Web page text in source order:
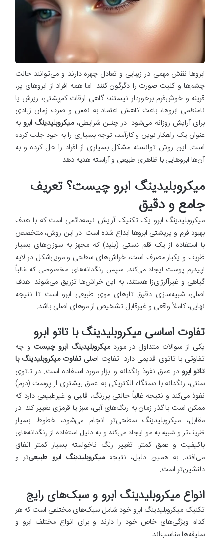
ابروها نقش مهمی در زیبایی و تعادل چهره دارند و می‌توانند حالت
چشم‌ها و کلیت صورت را دگرگون کنند. اما همه افراد از ابروهای پر،
قرینه و خوش‌فرم برخوردار نیستند؛ گاهی اوقات کم‌پشتی، ریزش یا
نامنظمی ابروها، باعث کاهش اعتماد به نفس و صرف زمان زیادی
برای آرایش روزانه می‌شود. در چنین شرایطی،میکروبلیدینگ ابرو به
عنوان یک راهکار نوین و کارآمد، توجه بسیاری را به خود جلب کرده
است. این روش توانسته مشکل بسیاری از افراد را حل کرده و به
آن‌ها ابروهایی با ظاهری طبیعی و آراسته هدیه دهد.
میکروبلیدینگ ابرو چیست؟ تعریف
جامع و دقیق
میکروبلیدینگ ابرو یک تکنیک آرایش نیمه‌دائمی است که با هدف
بهبود فرم و پرپشتی ابروها ابداع شده است. در این روش، متخصص
با استفاده از یک قلم دستی (بلید) که مجهز به سوزن‌های بسیار
ظریف و یکبار مصرف است، خراش‌های سطحی و مویی‌شکل در لایه
اپیدرم پوست ایجاد می‌کند. سپس رنگدانه‌های مخصوصی که غالباً
گیاهی و غیرآلرژی‌زا هستند، به این خراش‌ها تزریق می‌شوند. هدف
اصلی، شبیه‌سازی دقیق تارهای موی طبیعی ابرو است تا نتیجه
نهایی، کاملاً واقعی و غیرقابل تشخیص از موهای اصلی باشد.
تفاوت اساسی میکروبلیدینگ با تاتو ابرو
یکی از سوالات متداول در موردمیکروبلیدینگ ابرو چیست و چه
تفاوتی با تاتوی قدیمی دارد. تفاوت اصلی تفاوت میکروبلیدینگ با
تاتو ابرو در عمق نفوذ رنگدانه و ابزار مورد استفاده است. در تاتوی
سنتی، رنگدانه با دستگاه الکتریکی به عمق بیشتری از پوست (درم)
نفوذ می‌کند و نتیجه غالباً حالتی پررنگ، قالبی و غیرطبیعی دارد که
ممکن است با گذر زمان به رنگ‌های آبی، سبز یا قرمزی تغییر کند. در
مقابل، میکروبلیدینگ سطحی‌تر انجام می‌شود، خطوط بسیار
ظریف‌تر و شبیه به مو ایجاد می‌کند و به دلیل استفاده از رنگدانه‌های
باکیفیت و عمق کمتر، تغییر رنگ ناخواسته بسیار کمتر اتفاق
می‌افتد. به همین دلیل، نتیجهمیکروبلیدینگ ابرو طبیعی‌تر و
دلنشین‌تر است.
انواع میکروبلیدینگ ابرو و سبک‌های رایج
تکنیک میکروبلیدینگ ابرو خود شامل سبک‌های مختلفی است که هر
کدام ویژگی‌های خاص خود را دارند و برای انواع مختلف ابرو و
سلیقه‌ها مناسب‌اند: